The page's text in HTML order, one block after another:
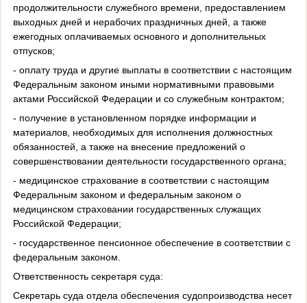
продолжительности служебного времени, предоставлением
выходных дней и нерабочих праздничных дней, а также
ежегодных оплачиваемых основного и дополнительных
отпусков;
- оплату труда и другие выплаты в соответствии с настоящим
Федеральным законом иными нормативными правовыми
актами Российской Федерации и со служебным контрактом;
- получение в установленном порядке информации и
материалов, необходимых для исполнения должностных
обязанностей, а также на внесение предложений о
совершенствовании деятельности государственного органа;
- медицинское страхование в соответствии с настоящим
Федеральным законом и федеральным законом о
медицинском страховании государственных служащих
Российской Федерации;
- государственное пенсионное обеспечение в соответствии с
федеральным законом.
Ответственность секретаря суда:
Секретарь суда отдела обеспечения судопроизводства несет